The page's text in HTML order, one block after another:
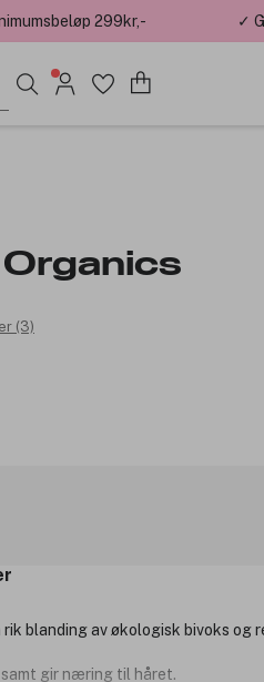
299kr,- ✓
(3)
blanding av økologisk bivoks og
gir næring til håret.